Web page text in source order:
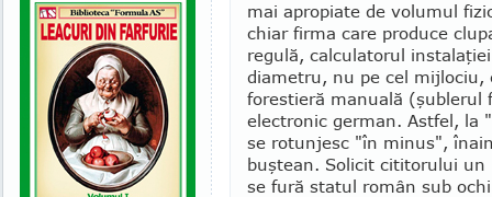
mai apropiate de volumul
chiar firma care produce
regulă, calculatorul
diametru, nu pe cel mij­lociu,
forestieră manuală (şublerul
electro­nic german. Astfel, la
se rotunjesc "în minus",
buştean. Solicit cititorului un
se fură statul român sub